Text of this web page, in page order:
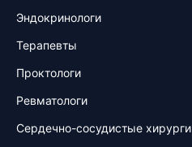
Эндокринологи
Терапевты
Проктологи
Ревматологи
Сердечно-сосудистые хирурги